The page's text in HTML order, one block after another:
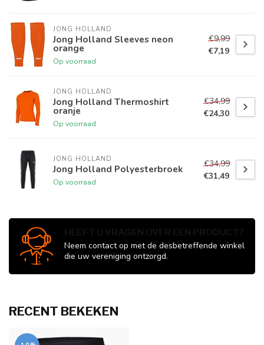
JONG HOLLAND
Jong Holland Sleeves neon
orange
Op voorraad
€9,99
€7,19
JONG HOLLAND
Jong Holland Thermoshirt
oranje
Op voorraad
€34,99
€24,30
JONG HOLLAND
Jong Holland Polyesterbroek
Op voorraad
€34,99
€31,49
Neem contact op met de desbetreffende winkel
die uw vereniging ontzorgd.
RECENT BEKEKEN